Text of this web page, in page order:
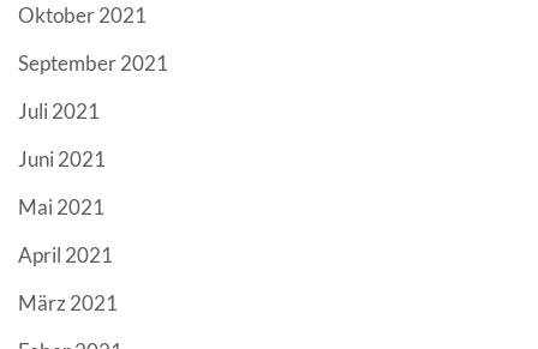
Oktober 2021
September 2021
Juli 2021
Juni 2021
Mai 2021
April 2021
März 2021